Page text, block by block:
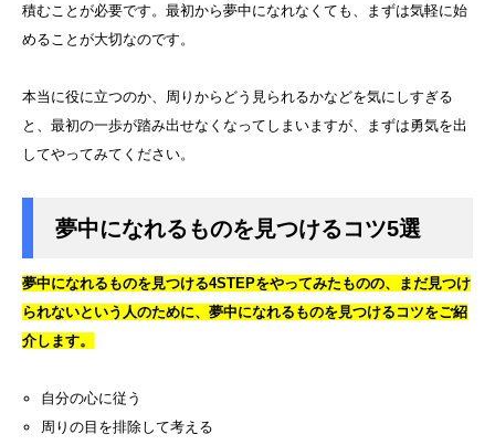
積むことが必要です。最初から夢中になれなくても、まずは気軽に始
めることが大切なのです。
本当に役に立つのか、周りからどう見られるかなどを気にしすぎる
と、最初の一歩が踏み出せなくなってしまいますが、まずは勇気を出
してやってみてください。
夢中になれるものを見つけるコツ5選
夢中になれるものを見つける4STEPをやってみたものの、まだ見つけ
られないという人のために、夢中になれるものを見つけるコツをご紹
介します。
自分の心に従う
周りの目を排除して考える